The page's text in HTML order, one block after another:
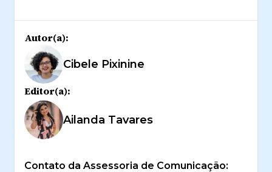
Autor(a):
Cibele Pixinine
Editor(a):
Ailanda Tavares
Contato da Assessoria de Comunicação: